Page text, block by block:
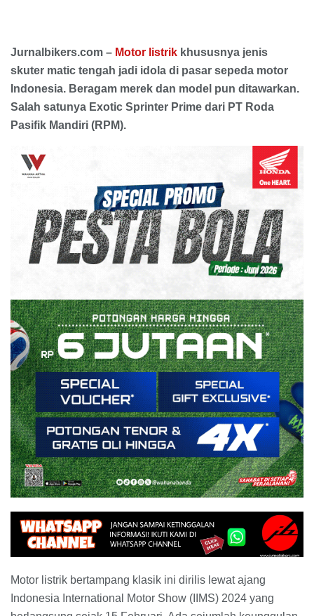
Jurnalbikers.com – Motor listrik khususnya jenis
skuter matic tengah jadi idola di pasar sepeda motor
Indonesia. Beragam merek dan model pun ditawarkan.
Salah satunya Exotic Sprinter Prime dari PT Roda
Pasifik Mandiri (RPM).
Motor listrik bertampang klasik ini dirilis lewat ajang
Indonesia International Motor Show (IIMS) 2024 yang